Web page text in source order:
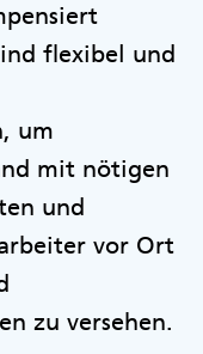
flexibel und
um
mit nötigen
und
vor Ort
zu versehen.